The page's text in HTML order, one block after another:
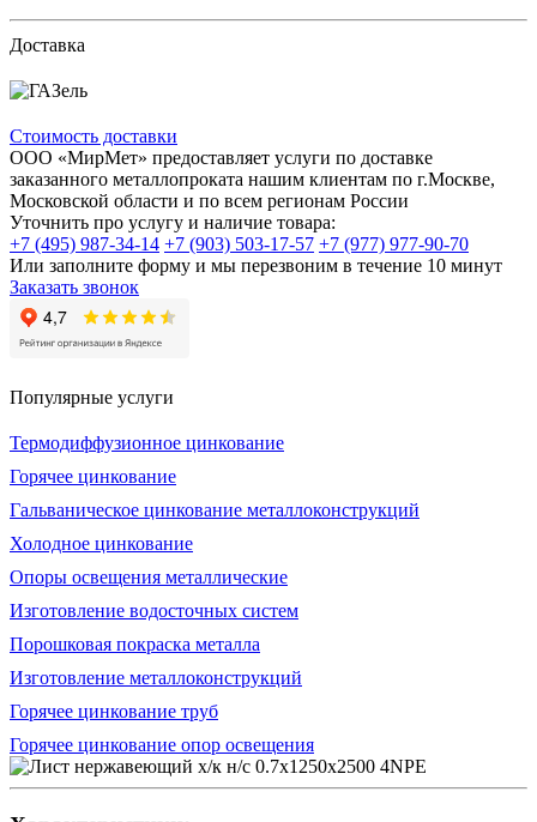
Доставка
Стоимость доставки
ООО «МирМет» предоставляет услуги по доставке
заказанного металлопроката нашим клиентам по г.Москве,
Московской области и по всем регионам России
Уточнить про услугу и наличие товара:
+7 (495) 987-34-14 +7 (903) 503-17-57 +7 (977) 977-90-70
Или заполните форму и мы перезвоним в течение 10 минут
Заказать звонок
Популярные услуги
Термодиффузионное цинкование
Горячее цинкование
Гальваническое цинкование металлоконструкций
Холодное цинкование
Опоры освещения металлические
Изготовление водосточных систем
Порошковая покраска металла
Изготовление металлоконструкций
Горячее цинкование труб
Горячее цинкование опор освещения